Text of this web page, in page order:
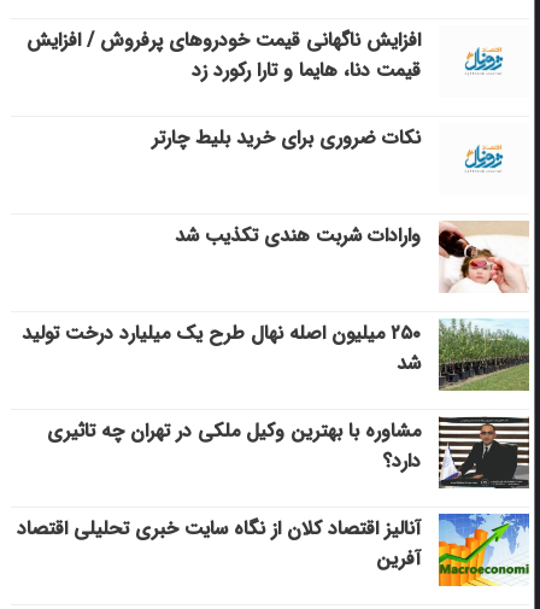
افزایش ناگهانی قیمت خودروهای پرفروش / افزایش
قیمت دنا، هایما و تارا رکورد زد
نکات ضروری برای خرید بلیط چارتر
وارادات شربت هندی تکذیب شد
۲۵۰ میلیون اصله نهال طرح یک میلیارد درخت تولید
شد
مشاوره با بهترین وکیل ملکی در تهران چه تاثیری
دارد؟
آنالیز اقتصاد کلان از نگاه سایت خبری تحلیلی اقتصاد
آفرین